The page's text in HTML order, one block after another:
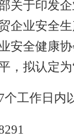
关于印发
企业安全
安全健康
，拟认定为
个工作日内